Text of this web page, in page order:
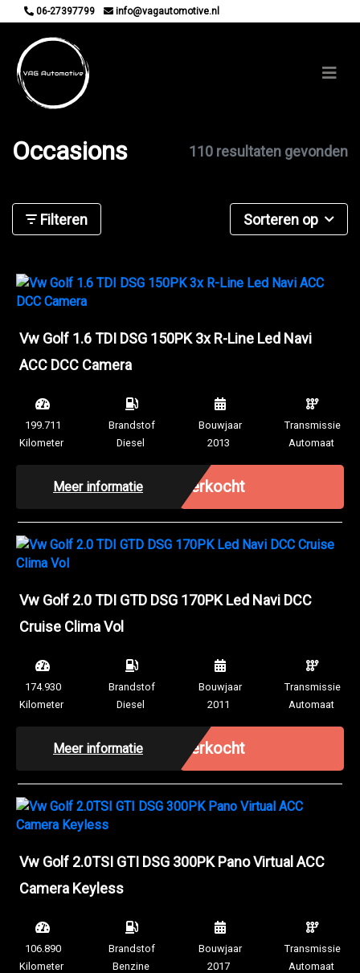
06-27397799 info@vagautomotive.nl
Occasions 110 resultaten gevonden
Filteren Sorteren op
Vw Golf 1.6 TDI DSG 150PK 3x R-Line Led Navi
ACC DCC Camera
199.711
Kilometer
Brandstof
Diesel
Bouwjaar
2013
Transmissie
Automaat
Meer informatie Verkocht
Vw Golf 2.0 TDI GTD DSG 170PK Led Navi DCC
Cruise Clima Vol
174.930
Kilometer
Brandstof
Diesel
Bouwjaar
2011
Transmissie
Automaat
Meer informatie Verkocht
Vw Golf 2.0TSI GTI DSG 300PK Pano Virtual ACC
Camera Keyless
106.890
Kilometer
Brandstof
Benzine
Bouwjaar
2017
Transmissie
Automaat